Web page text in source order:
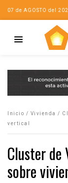
07 de AGOSTO del
Inicio / Vivienda /
vertical
Cluster de
sobre